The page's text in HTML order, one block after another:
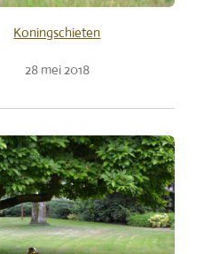
Koningschieten
28 mei 2018